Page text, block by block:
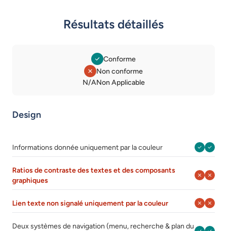
Résultats détaillés
Légende des statuts
Conforme
Non conforme
N/ANon Applicable
Design
Informations donnée uniquement par la couleur AoûtAoût
Ratios de contraste des textes et des composants
graphiques
AoûtAoût
Lien texte non signalé uniquement par la couleur AoûtAoût
Deux systèmes de navigation (menu, recherche & plan du